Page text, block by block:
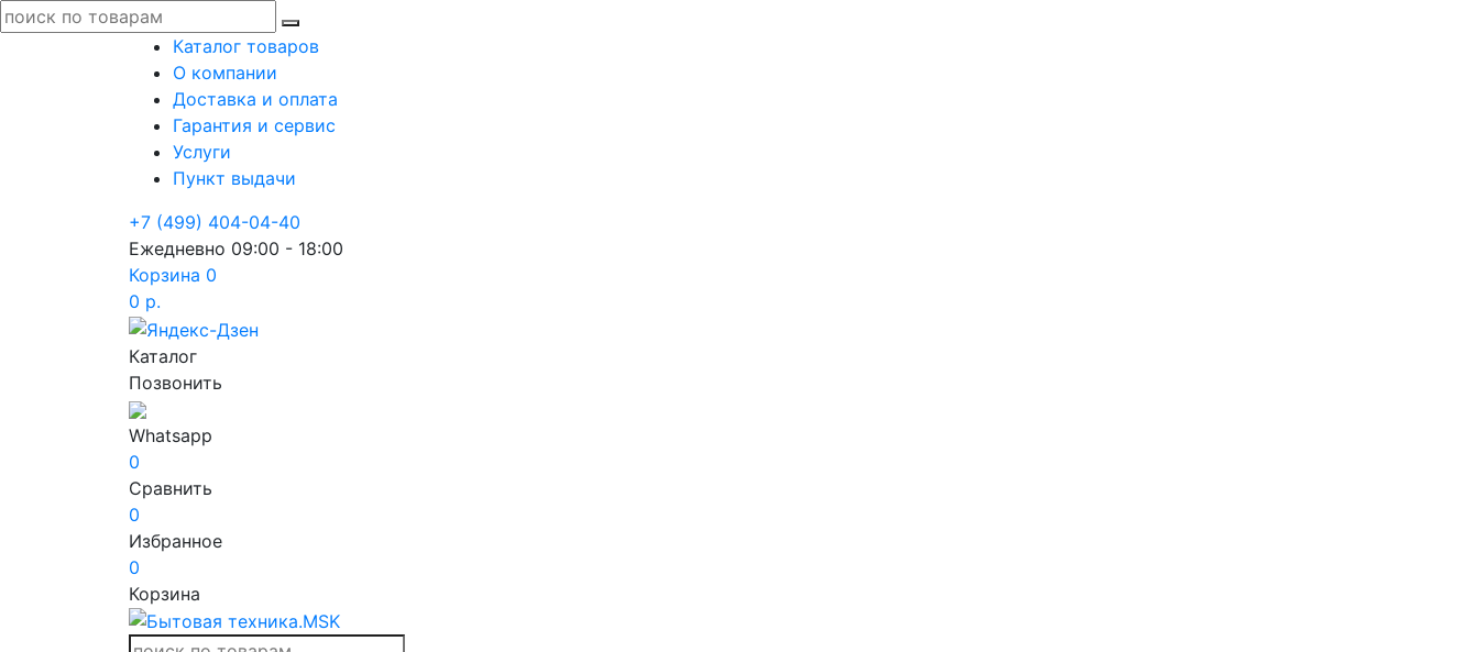
Каталог товаров
О компании
Доставка и оплата
Гарантия и сервис
Услуги
Пункт выдачи
+7 (499) 404-04-40
Ежедневно 09:00 - 18:00
Корзина 0
0 р.
Каталог
Позвонить
Whatsapp
0
Сравнить
0
Избранное
0
Корзина